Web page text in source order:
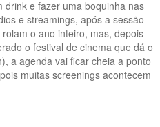
drink e fazer uma boquinha nas
e streamings, após a sessão
o ano inteiro, mas, depois
o festival de cinema que dá o
a agenda vai ficar cheia a ponto
muitas screenings acontecem